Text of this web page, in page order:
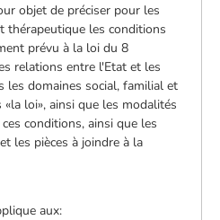
objet de préciser pour les
thérapeutique les conditions
prévu à la loi du 8
relations entre l'Etat et les
les domaines social, familial et
loi», ainsi que les modalités
conditions, ainsi que les
les pièces à joindre à la
aux: